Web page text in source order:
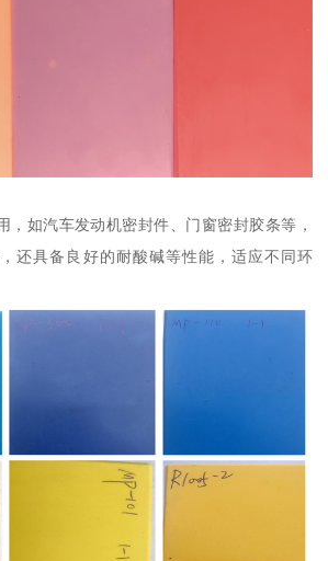
，如汽车发动机密封件、门窗密封胶条等，
还具备良好的耐酸碱等性能，适应不同环